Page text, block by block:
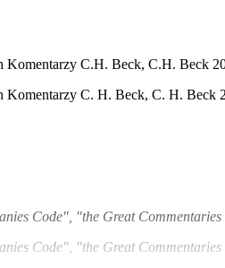
C.H. Beck, C.H. Beck
C. H. Beck, C. H. Beck
Code", "the Great
Code", "the Great